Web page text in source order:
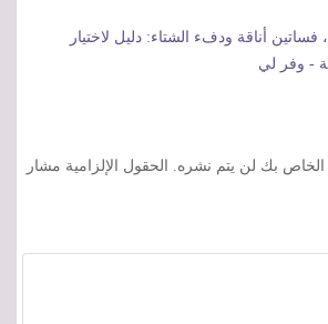
فساتين أناقة ودفء الشتاء: دليل لاختيار
- وفر لي
الخاص بك لن يتم نشره.
الحقول الإلزامية مشار